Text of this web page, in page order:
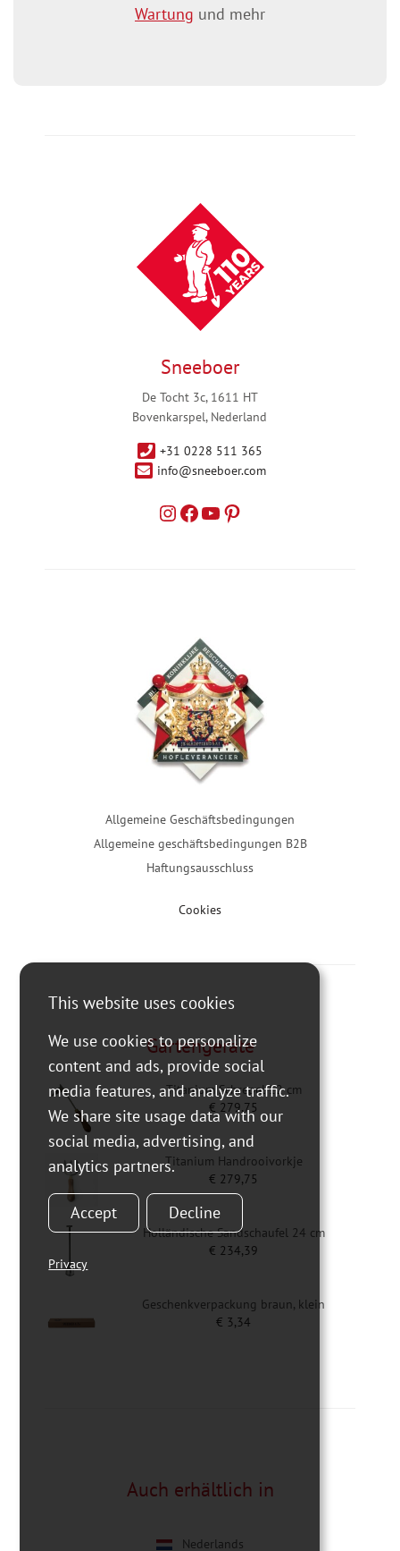
Wartung und mehr
Sneeboer
De Tocht 3c, 1611 HT
Bovenkarspel, Nederland
+31 0228 511 365
info@sneeboer.com
Allgemeine Geschäftsbedingungen
Allgemeine geschäftsbedingungen B2B
Haftungsausschluss
Cookies
Gartengeräte
Titanium Schrepel 12 cm
€ 279,75
Titanium Handrooivorkje
€ 279,75
Holländische Sandschaufel 24 cm
€ 234,39
Geschenkverpackung braun, klein
€ 3,34
Auch erhältlich in
Nederlands
This website uses cookies
We use cookies to personalize
content and ads, provide social
media features, and analyze traffic.
We share site usage data with our
social media, advertising, and
analytics partners.
Accept Decline
Privacy